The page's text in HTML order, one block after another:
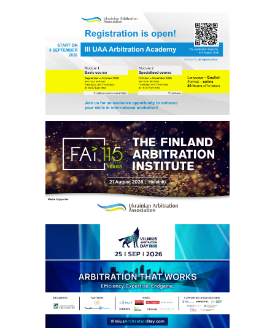
дієздатні особи, що мають вищу
юридичну освіту, є фахівцями у галузі
міжнародного комерційного арбітражу
чи мають професійний інтерес до
практики міжнародного комерційного
арбітражу та поділяють мету та
завдання діяльності
Асоціації.
Детальніше